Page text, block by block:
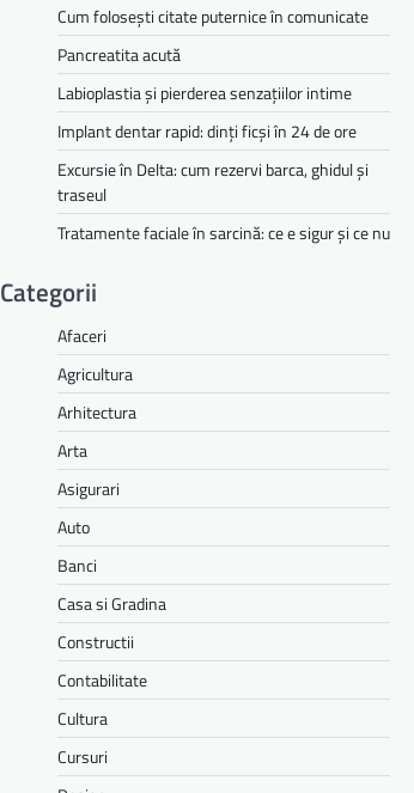
Cum folosești citate puternice în comunicate
Pancreatita acută
Labioplastia și pierderea senzațiilor intime
Implant dentar rapid: dinți ficși în 24 de ore
Excursie în Delta: cum rezervi barca, ghidul și
traseul
Tratamente faciale în sarcină: ce e sigur și ce nu
Categorii
Afaceri
Agricultura
Arhitectura
Arta
Asigurari
Auto
Banci
Casa si Gradina
Constructii
Contabilitate
Cultura
Cursuri